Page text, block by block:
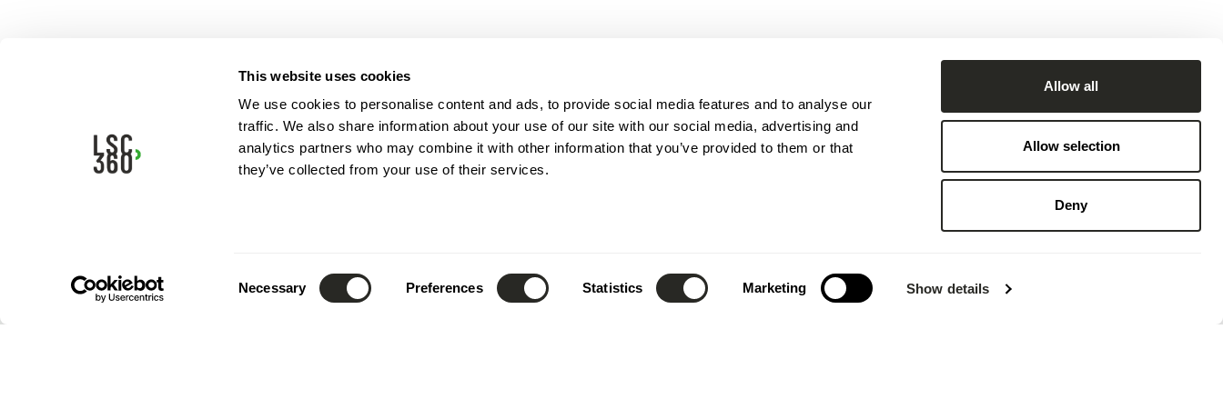
This website uses cookies
We use cookies to personalise content and ads, to provide social media features and to analyse our
traffic. We also share information about your use of our site with our social media, advertising and
analytics partners who may combine it with other information that you’ve provided to them or that
they’ve collected from your use of their services.
Necessary Preferences Statistics Marketing Show details
Allow all
Allow selection
Deny